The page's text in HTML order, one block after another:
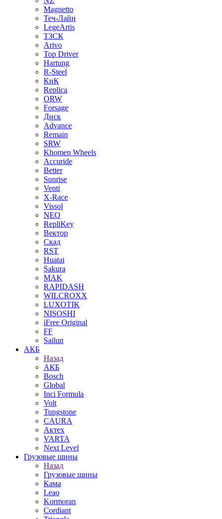
Magnetto
Теч-Лайн
LegeArtis
ТЗСК
Arivo
Top Driver
Hartung
R-Steel
КиК
Replica
ORW
Forsage
Диск
Advance
Remain
SRW
Khomen Wheels
Accuride
Better
Sunrise
Venti
X-Race
Vissol
NEO
RepliKey
Вектор
Скад
RST
Huatai
Sakura
MAK
RAPIDASH
WILCROXX
LUXOTIK
NISOSHI
iFree Original
FF
Sailun
АКБ
Назад
АКБ
Bosch
Global
Inci Formula
Volt
Tungstone
CAURA
Актех
VARTA
Next Level
Грузовые шины
Назад
Грузовые шины
Кама
Leao
Kormoran
Cordiant